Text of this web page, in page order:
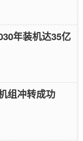
年装机达35亿
组冲转成功